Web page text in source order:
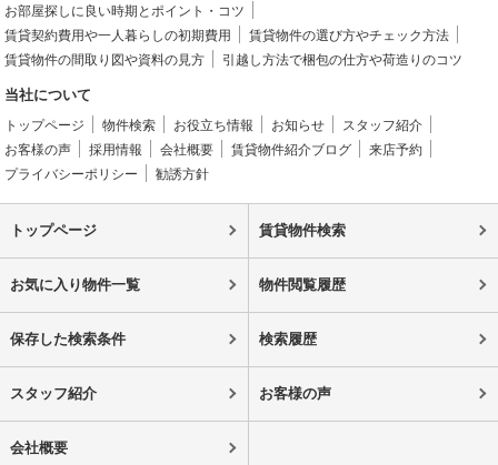
お部屋探しに良い時期とポイント・コツ
賃貸契約費用や一人暮らしの初期費用
賃貸物件の選び方やチェック方法
賃貸物件の間取り図や資料の見方
引越し方法で梱包の仕方や荷造りのコツ
当社について
トップページ 物件検索 お役立ち情報 お知らせ
スタッフ紹介
お客様の声
採用情報 会社概要 賃貸物件紹介ブログ
来店予約
プライバシーポリシー
勧誘方針
トップページ 賃貸物件検索
お気に入り物件一覧 物件閲覧履歴
保存した検索条件 検索履歴
スタッフ紹介 お客様の声
会社概要